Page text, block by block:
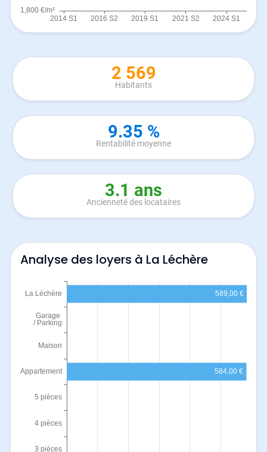
2 569
Habitants
9.35 %
Rentabilité moyenne
3.1 ans
Ancienneté des locataires
Analyse des loyers à La Léchère